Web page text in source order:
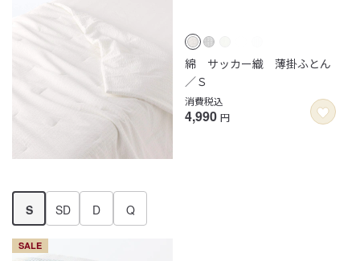
綿 サッカー織 薄掛ふとん
／Ｓ
消費税込
4,990 円
S SD D Q
SALE